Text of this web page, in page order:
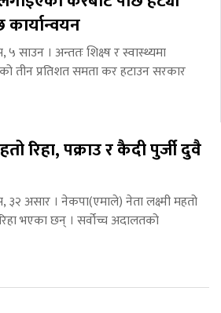
५ साउन । अन्ततः शिक्ष्ष र स्वास्थ्यमा
तीन प्रतिशत समता कर हटाउन सरकार
रिहा, पक्राउ र कैदी पुर्जी दुवै
३२ असार । नेकपा(एमाले) नेता लक्ष्मी महतो
भएका छन् । सर्वोच्च अदालतको